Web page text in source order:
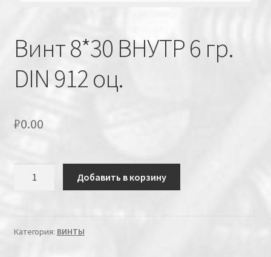
Винт 8*30 ВНУТР 6 гр.
DIN 912 оц.
₽0.00
Добавить в корзину
Категория: ВИНТЫ